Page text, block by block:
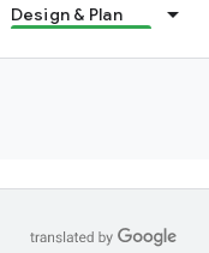
Design & Plan